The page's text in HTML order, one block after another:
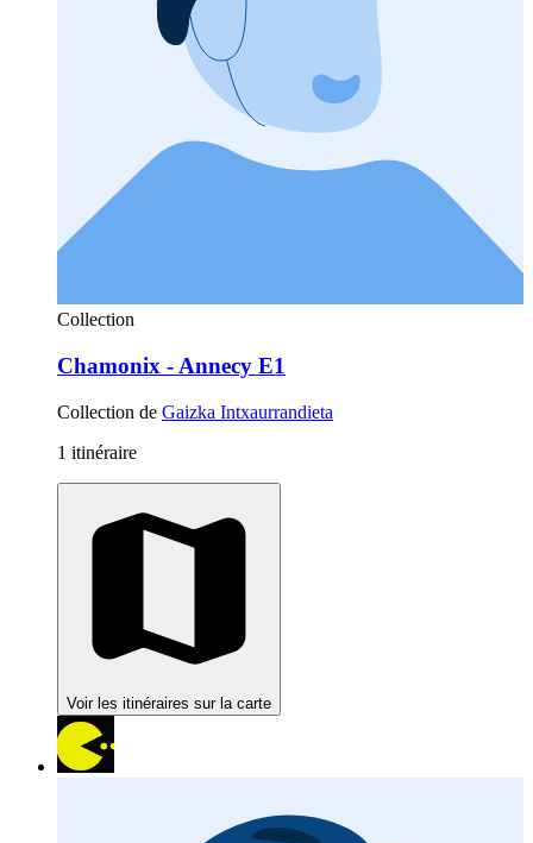
Collection
Chamonix - Annecy E1
Collection de Gaizka Intxaurrandieta
1 itinéraire
Voir les itinéraires sur la carte